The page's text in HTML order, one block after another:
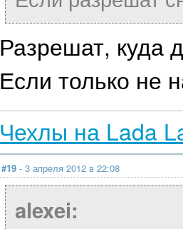
Разрешат, куда
Если только не
Чехлы на Lada
#19 - 3 апреля 2012 в 22:08
alexei: